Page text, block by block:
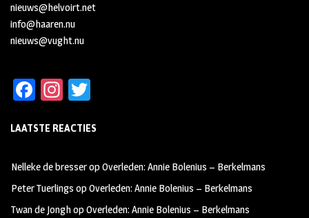
nieuws@helvoirt.net
info@haaren.nu
nieuws@vught.nu
Fa
b
oo
k
In
ag
m
tt
LAATSTE REACTIES
Nelleke de bresseropOverleden: Annie Bolenius – Berkelmans
Peter Tuerlings opOverleden: Annie Bolenius – Berkelmans
Twan de JonghopOverleden: Annie Bolenius – Berkelmans